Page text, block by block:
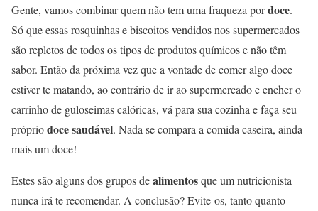
Gente, vamos combinar quem não tem uma fraqueza pordoce.
Só que essas rosquinhas e biscoitos vendidos nos supermercados
são repletos de todos os tipos de produtos químicos e não têm
sabor. Então da próxima vez que a vontade de comer algo doce
estiver te matando, ao contrário de ir ao supermercado e encher o
carrinho de guloseimas calóricas, vá para sua cozinha e faça seu
própriodoce saudável. Nada se compara a comida caseira, ainda
mais um doce!
Estes são alguns dos grupos dealimentosque um nutricionista
nunca irá te recomendar. A conclusão? Evite-os, tanto quanto